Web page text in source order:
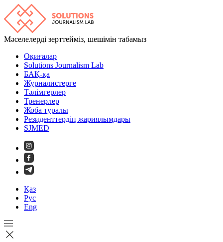
Мәселелерді зерттейміз, шешімін табамыз
Оқиғалар
Solutions Journalism Lab
БАҚ-қа
Журналистерге
Тәлімгерлер
Тренерлер
Жоба туралы
Резиденттердің жариялымдары
SJMED
Қаз
Рус
Eng